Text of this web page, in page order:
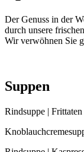
Der Genuss in der
durch unsere
Wir verwöhnen Sie
Suppen
Rindsuppe | Frittaten